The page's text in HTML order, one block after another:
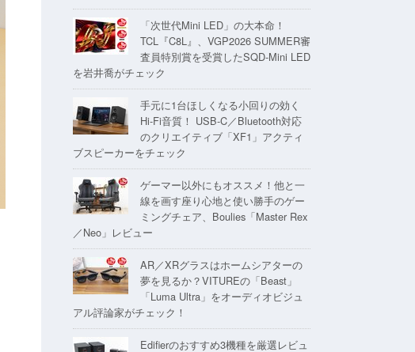
「次世代Mini LED」の大本命！
TCL『C8L』、VGP2026 SUMMER審
査員特別賞を受賞したSQD-Mini LED
を岩井喬がチェック
手元に1台ほしくなる小回りの効く
Hi-Fi音質！ USB-C／Bluetooth対応
のクリエイティブ「XF1」アクティ
ブスピーカーをチェック
ゲーマー以外にもオススメ！他と一
線を画す座り心地と使い勝手のゲー
ミングチェア、Boulies「Master Rex
／Neo」レビュー
AR／XRグラスはホームシアターの
夢を見るか？VITUREの「Beast」
「Luma Ultra」をオーディオビジュ
アル評論家がチェック！
Edifierのおすすめ3機種を厳選レビュ